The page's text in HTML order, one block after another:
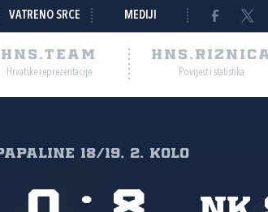
VATRENO SRCE MEDIJI
HNS.TEAM
Hrvatske reprezentacije Povijest i statistika
18/19, 2. kolo